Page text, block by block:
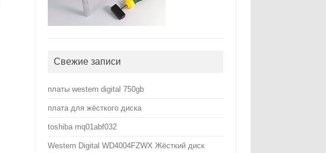
Свежие записи
платы western digital 750gb
плата для жёсткого диска
toshiba mq01abf032
Western Digital WD4004FZWX Жёсткий диск